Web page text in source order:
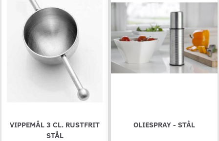
VIPPEMÅL 3 CL. RUSTFRIT
STÅL
OLIESPRAY - STÅL